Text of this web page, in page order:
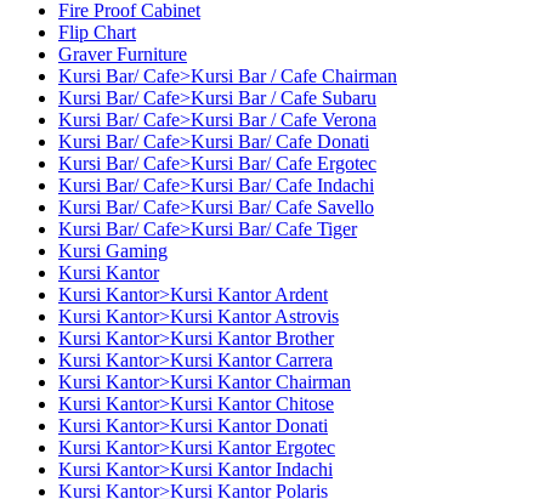
Fire Proof Cabinet
Flip Chart
Graver Furniture
Kursi Bar/ Cafe>Kursi Bar / Cafe Chairman
Kursi Bar/ Cafe>Kursi Bar / Cafe Subaru
Kursi Bar/ Cafe>Kursi Bar / Cafe Verona
Kursi Bar/ Cafe>Kursi Bar/ Cafe Donati
Kursi Bar/ Cafe>Kursi Bar/ Cafe Ergotec
Kursi Bar/ Cafe>Kursi Bar/ Cafe Indachi
Kursi Bar/ Cafe>Kursi Bar/ Cafe Savello
Kursi Bar/ Cafe>Kursi Bar/ Cafe Tiger
Kursi Gaming
Kursi Kantor
Kursi Kantor>Kursi Kantor Ardent
Kursi Kantor>Kursi Kantor Astrovis
Kursi Kantor>Kursi Kantor Brother
Kursi Kantor>Kursi Kantor Carrera
Kursi Kantor>Kursi Kantor Chairman
Kursi Kantor>Kursi Kantor Chitose
Kursi Kantor>Kursi Kantor Donati
Kursi Kantor>Kursi Kantor Ergotec
Kursi Kantor>Kursi Kantor Indachi
Kursi Kantor>Kursi Kantor Polaris